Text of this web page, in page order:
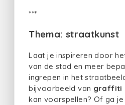
***
Thema: straatkunst
Laat je inspireren door
van de stad en meer
ingrepen in het
bijvoorbeeld van graffiti
kan voorspellen? Of ga